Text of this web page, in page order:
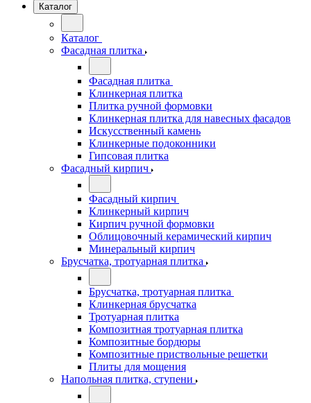
Каталог
Каталог
Фасадная плитка
Фасадная плитка
Клинкерная плитка
Плитка ручной формовки
Клинкерная плитка для навесных фасадов
Искусственный камень
Клинкерные подоконники
Гипсовая плитка
Фасадный кирпич
Фасадный кирпич
Клинкерный кирпич
Кирпич ручной формовки
Облицовочный керамический кирпич
Минеральный кирпич
Брусчатка, тротуарная плитка
Брусчатка, тротуарная плитка
Клинкерная брусчатка
Тротуарная плитка
Композитная тротуарная плитка
Композитные бордюры
Композитные приствольные решетки
Плиты для мощения
Напольная плитка, ступени